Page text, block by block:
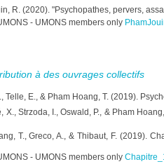
R. (2020). "Psychopathes, pervers,
à des ouvrages collectifs
Telle, E., & Pham Hoang, T. (2019).
X., Strzoda, I., Oswald, P., & Pham
T., Greco, A., & Thibaut, F. (2019).